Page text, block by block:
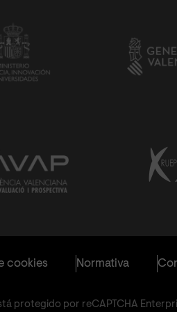
cookies Normativa
protegido por reCAPTCHA